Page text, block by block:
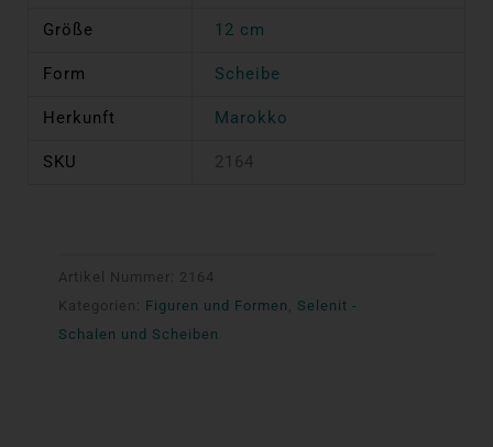
Größe 12 cm
Form Scheibe
Herkunft Marokko
SKU 2164
Artikel Nummer: 2164
Kategorien:
Figuren und Formen
Selenit -
Schalen und Scheiben